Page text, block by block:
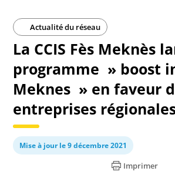
Actualité du réseau
La CCIS Fès Meknès
programme » boost
Meknes » en faveur
entreprises
Mise à jour le 9 décembre 2021
Imprimer